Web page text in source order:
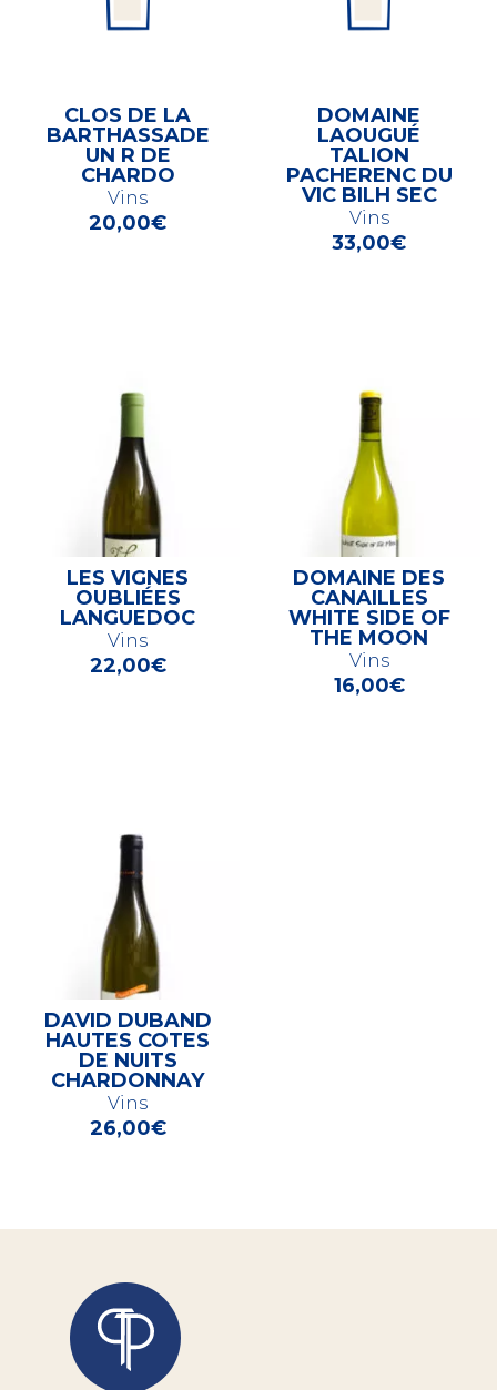
CLOS DE LA
BARTHASSADE
UN R DE
CHARDO
Vins
20,00€
DOMAINE
LAOUGUÉ
TALION
PACHERENC DU
VIC BILH SEC
Vins
33,00€
LES VIGNES
OUBLIÉES
LANGUEDOC
Vins
22,00€
DOMAINE DES
CANAILLES
WHITE SIDE OF
THE MOON
Vins
16,00€
DAVID DUBAND
HAUTES COTES
DE NUITS
CHARDONNAY
Vins
26,00€